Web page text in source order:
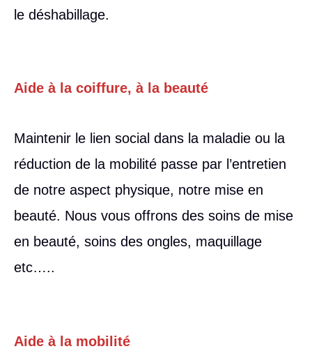
le déshabillage.
Aide à la coiffure, à la beauté
Maintenir le lien social dans la maladie ou la
réduction de la mobilité passe par l’entretien
de notre aspect physique, notre mise en
beauté. Nous vous offrons des soins de mise
en beauté, soins des ongles, maquillage
etc…..
Aide à la mobilité